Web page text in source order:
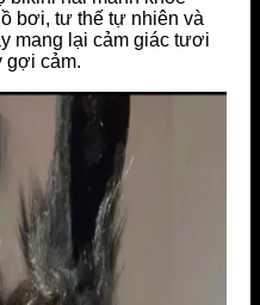
bơi, tư thế tự nhiên và
mang lại cảm giác tươi
gợi cảm.